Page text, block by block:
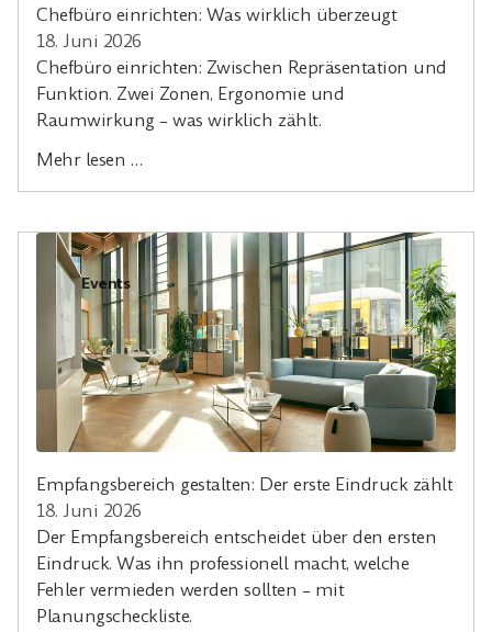
Events
Chefbüro einrichten: Was wirklich überzeugt
18. Juni 2026
Chefbüro einrichten: Zwischen Repräsentation und
Funktion. Zwei Zonen, Ergonomie und
Raumwirkung – was wirklich zählt.
Mehr lesen …
Empfangsbereich gestalten: Der erste Eindruck zählt
18. Juni 2026
Der Empfangsbereich entscheidet über den ersten
Eindruck. Was ihn professionell macht, welche
Fehler vermieden werden sollten – mit
Planungscheckliste.